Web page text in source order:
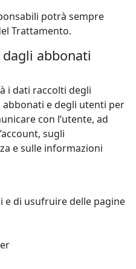
potrà sempre
Trattamento.
abbonati
i dati raccolti degli
e degli utenti per
con l’utente, ad
sugli
e sulle informazioni
e di usufruire delle pagine